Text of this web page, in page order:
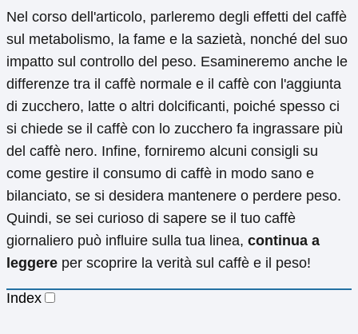
Nel corso dell'articolo, parleremo degli effetti del caffè
sul metabolismo, la fame e la sazietà, nonché del suo
impatto sul controllo del peso. Esamineremo anche le
differenze tra il caffè normale e il caffè con l'aggiunta
di zucchero, latte o altri dolcificanti, poiché spesso ci
si chiede se il caffè con lo zucchero fa ingrassare più
del caffè nero. Infine, forniremo alcuni consigli su
come gestire il consumo di caffè in modo sano e
bilanciato, se si desidera mantenere o perdere peso.
Quindi, se sei curioso di sapere se il tuo caffè
giornaliero può influire sulla tua linea, continua a
leggere per scoprire la verità sul caffè e il peso!
Index